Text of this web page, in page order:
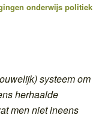
onderwijs politiek
systeem om
herhaalde
men niet ineens